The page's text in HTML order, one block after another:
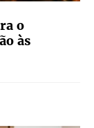
o
às